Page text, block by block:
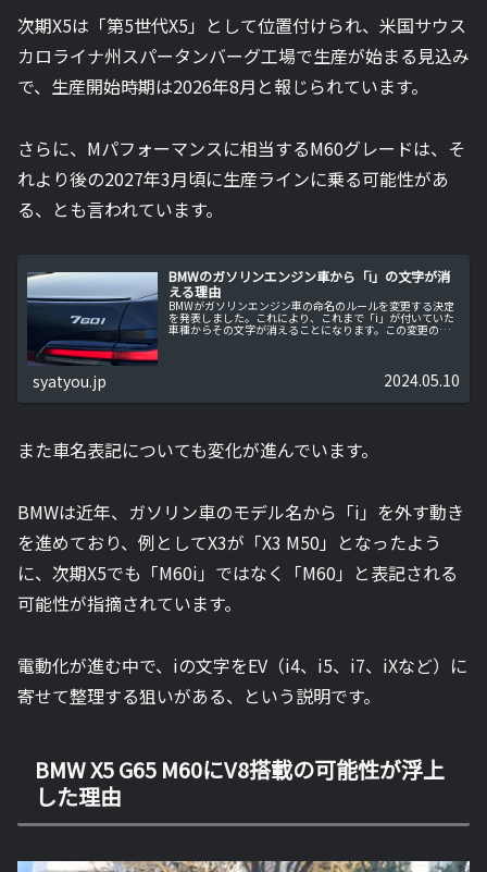
次期X5は「第5世代X5」として位置付けられ、米国サウス
カロライナ州スパータンバーグ工場で生産が始まる見込み
で、生産開始時期は2026年8月と報じられています。
さらに、Mパフォーマンスに相当するM60グレードは、そ
れより後の2027年3月頃に生産ラインに乗る可能性があ
る、とも言われています。
BMWのガソリンエンジン車から「i」の文字が消
える理由
BMWがガソリンエンジン車の命名のルールを変更する決定
を発表しました。これにより、これまで「i」が付いていた
車種からその文字が消えることになります。この変更の背
syatyou.jp 2024.05.10
また車名表記についても変化が進んでいます。
BMWは近年、ガソリン車のモデル名から「i」を外す動き
を進めており、例としてX3が「X3 M50」となったよう
に、次期X5でも「M60i」ではなく「M60」と表記される
可能性が指摘されています。
電動化が進む中で、iの文字をEV（i4、i5、i7、iXなど）に
寄せて整理する狙いがある、という説明です。
BMW X5 G65 M60にV8搭載の可能性が浮上
した理由